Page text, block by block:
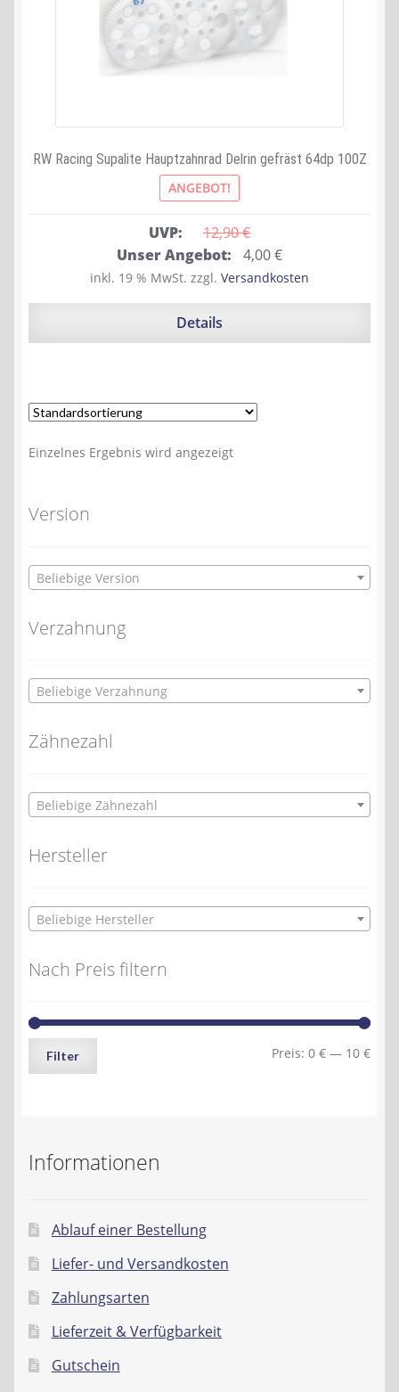
RW Racing Supalite Hauptzahnrad Delrin gefräst 64dp 100Z
ANGEBOT!
UVP: 12,90 €
Ursprünglicher
Preis
war:
Unser Angebot: 4,00€Aktueller
Preis
ist:
inkl. 19 % MwSt. zzgl. Versandkosten
Details
Einzelnes Ergebnis wird angezeigt
Version
Beliebige Version
Verzahnung
Beliebige Verzahnung
Zähnezahl
Beliebige Zähnezahl
Hersteller
Beliebige Hersteller
Nach Preis filtern
Min.
Max.
Filter Preis: 0 € — 10 €
Informationen
Ablauf einer Bestellung
Liefer- und Versandkosten
Zahlungsarten
Lieferzeit & Verfügbarkeit
Gutschein